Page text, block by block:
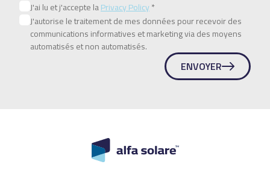
J'ai lu et j'accepte laPrivacy Policy*
J'autorise le traitement de mes données pour recevoir des
communications informatives et marketing via des moyens
automatisés et non automatisés.
ENVOYER